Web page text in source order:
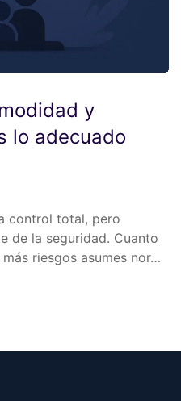
y
lo adecuado
control total, pero
de la seguridad. Cuanto
riesgos asumes nor…